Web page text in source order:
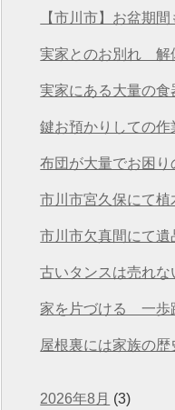
【市川市】お盆期
付け・不用品回収
実家とのお別れ 解
桜サービス市川店
実家にある大量の
想いを次につなげる
鍵お預かりしての
方も安心の遺品整理
布団が大量でお困
任せください
市川市宮久保にて
市川市欠真間にて
川店』
古いタンスは売れ
えています
家を片づける 一歩
屋根裏には家族の
2026年8月 (3)